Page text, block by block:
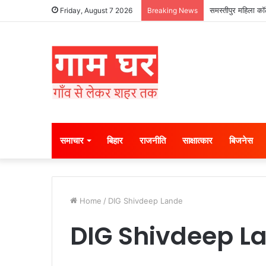
Friday, August 7 2026 Breaking News समस्तीपुर महिला
समाचार बिहार राजनीति साक्षात्कार बिजनेस
Home / DIG Shivdeep Lande
DIG Shivdeep